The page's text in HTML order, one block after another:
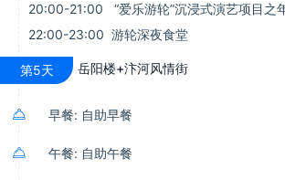
20:00-21:00 “爱乐游轮”沉浸式演艺项目之
22:00-23:00 游轮深夜食堂
第5天 岳阳楼+汴河风情街
 早餐: 自助早餐
 午餐: 自助午餐